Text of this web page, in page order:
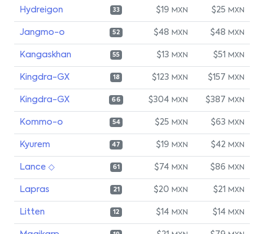
Hydreigon 33 $19 MXN $25 MXN
Jangmo-o 52 $48 MXN $48 MXN
Kangaskhan 55 $13 MXN $51 MXN
Kingdra-GX 18 $123 MXN $157 MXN
Kingdra-GX 66 $304 MXN $387 MXN
Kommo-o 54 $25 MXN $63 MXN
Kyurem 47 $19 MXN $42 MXN
Lance ◇ 61 $74 MXN $86 MXN
Lapras 21 $20 MXN $21 MXN
Litten 12 $14 MXN $14 MXN